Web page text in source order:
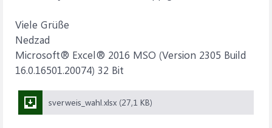
Viele Grüße
Nedzad
Microsoft® Excel® 2016 MSO (Version 2305 Build
16.0.16501.20074) 32 Bit
sverweis_wahl.xlsx (27,1 KB)